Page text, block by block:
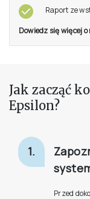
Raport ze
Dowiedz się więcej
Jak zacząć
Epsilon?
1.
Przed